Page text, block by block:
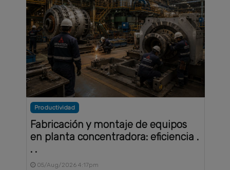
Productividad
Fabricación y montaje de equipos
en planta concentradora: eficiencia .
. .
05/Aug/2026 4:17pm